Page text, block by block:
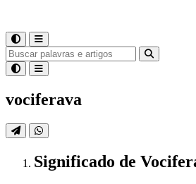
vociferava
Significado de